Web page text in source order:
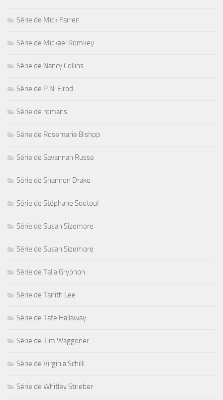
Série de Mick Farren
Série de Mickael Romkey
Série de Nancy Collins
Série de P.N. Elrod
Série de romans
Série de Rosemarie Bishop
Série de Savannah Russe
Série de Shannon Drake
Série de Stéphane Soutoul
Série de Susan Sizemore
Série de Susan Sizemore
Série de Talia Gryphon
Série de Tanith Lee
Série de Tate Hallaway
Série de Tim Waggoner
Série de Virginia Schilli
Série de Whitley Strieber